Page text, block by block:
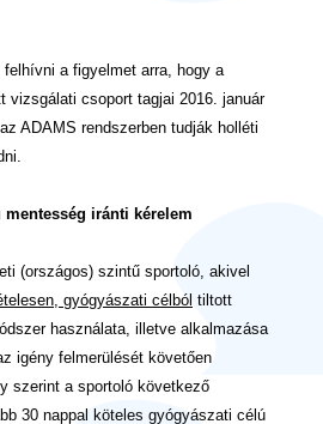
felhívni a figyelmet arra, hogy a
vizsgálati csoport tagjai 2016. január
ADAMS rendszerben tudják holléti
iránti kérelem
(országos) szintű sportoló, akivel
gyógyászati célból tiltott
használata, illetve alkalmazása
igény felmerülését követően
szerint a sportoló következő
30 nappal köteles gyógyászati célú